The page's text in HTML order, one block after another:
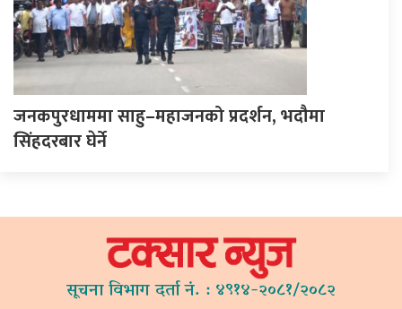
जनकपुरधाममा साहु–महाजनको प्रदर्शन, भदौमा
सिंहदरबार घेर्ने
सूचना विभाग दर्ता नं. : ४९१४-२०८१/२०८२